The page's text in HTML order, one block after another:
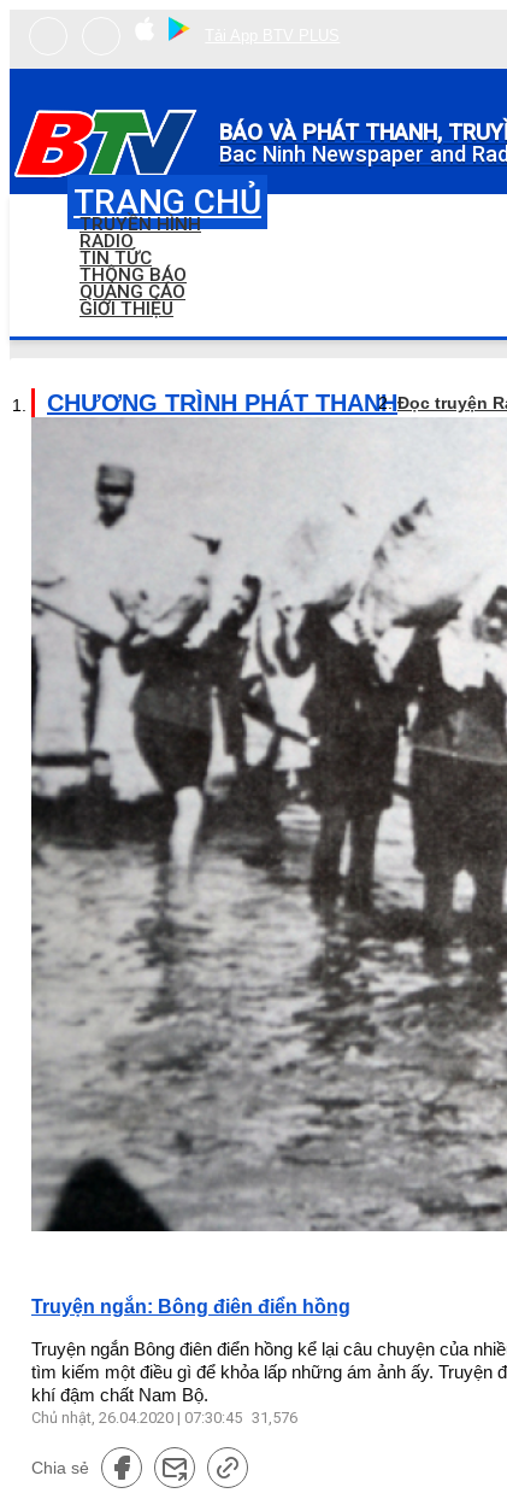
BÁO VÀ PHÁT THANH,
Bac Ninh Newspaper and
TRANG CHỦ
TRUYỀN HÌNH
RADIO
TIN TỨC
THÔNG BÁO
QUẢNG CÁO
GIỚI THIỆU
CHƯƠNG TRÌNH PHÁT THANHĐọc truyện
Truyện ngắn: Bông điên điển hồng
Truyện ngắn Bông điên điển hồng kể lại câu chuyện của
tìm kiếm một điều gì để khỏa lấp những ám ảnh ấy. Truyện
khí đậm chất Nam Bộ.
Chủ nhật, 26.04.2020 | 07:30:45 31,576
Chia sẻ